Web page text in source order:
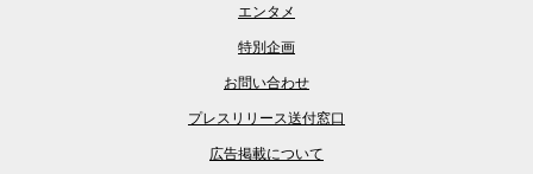
エンタメ
特別企画
お問い合わせ
プレスリリース送付窓口
広告掲載について